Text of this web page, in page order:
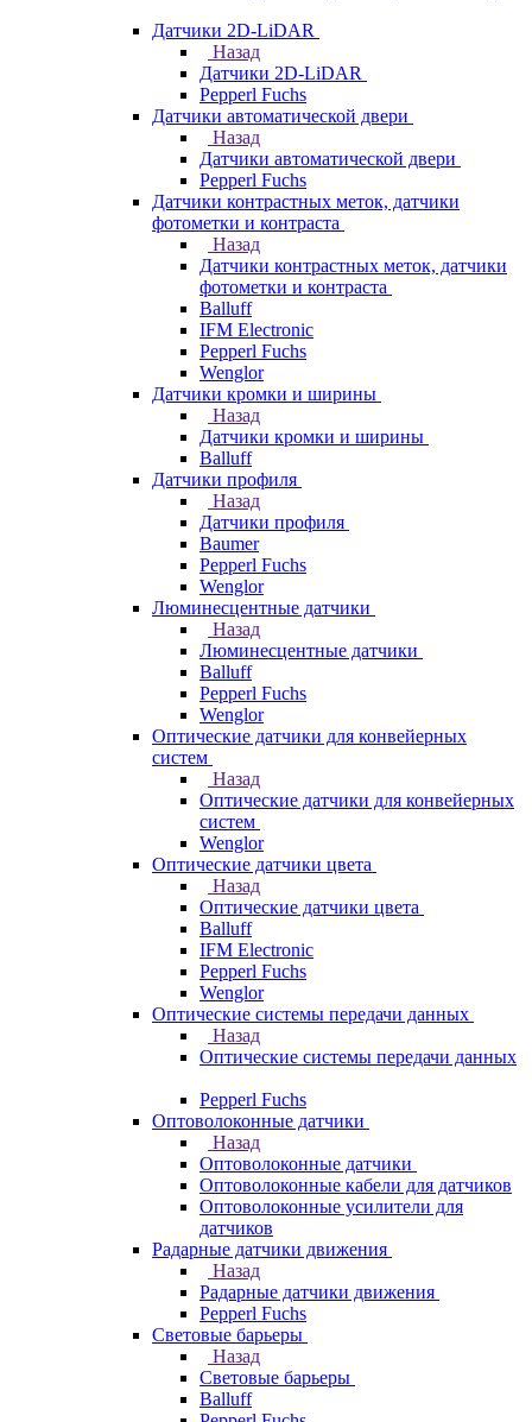
Датчики 2D-LiDAR
Назад
Датчики 2D-LiDAR
Pepperl Fuchs
Датчики автоматической двери
Назад
Датчики автоматической двери
Pepperl Fuchs
Датчики контрастных меток, датчики
фотометки и контраста
Назад
Датчики контрастных меток, датчики
фотометки и контраста
Balluff
IFM Electronic
Pepperl Fuchs
Wenglor
Датчики кромки и ширины
Назад
Датчики кромки и ширины
Balluff
Датчики профиля
Назад
Датчики профиля
Baumer
Pepperl Fuchs
Wenglor
Люминесцентные датчики
Назад
Люминесцентные датчики
Balluff
Pepperl Fuchs
Wenglor
Оптические датчики для конвейерных
систем
Назад
Оптические датчики для конвейерных
систем
Wenglor
Оптические датчики цвета
Назад
Оптические датчики цвета
Balluff
IFM Electronic
Pepperl Fuchs
Wenglor
Оптические системы передачи данных
Назад
Оптические системы передачи данных
Pepperl Fuchs
Оптоволоконные датчики
Назад
Оптоволоконные датчики
Оптоволоконные кабели для датчиков
Оптоволоконные усилители для
датчиков
Радарные датчики движения
Назад
Радарные датчики движения
Pepperl Fuchs
Световые барьеры
Назад
Световые барьеры
Balluff